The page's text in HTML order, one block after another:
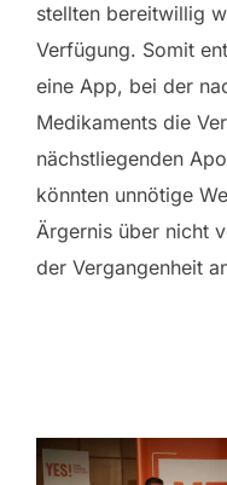
stellten bereitwillig
Verfügung. Somit
eine App, bei der
Medikaments die
nächstliegenden
könnten unnötige
Ärgernis über nicht
der Vergangenheit